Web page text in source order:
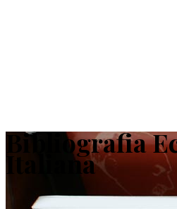
Bibliografia
Italiana